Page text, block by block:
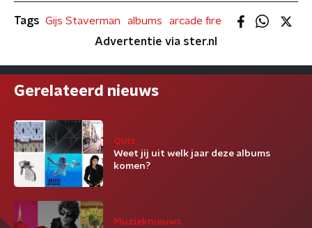
Tags Gijs Staverman albums
arcade fire
Advertentie via ster.nl
Gerelateerd nieuws
Quiz
Weet jij uit welk jaar deze albums
komen?
Muzieknieuws